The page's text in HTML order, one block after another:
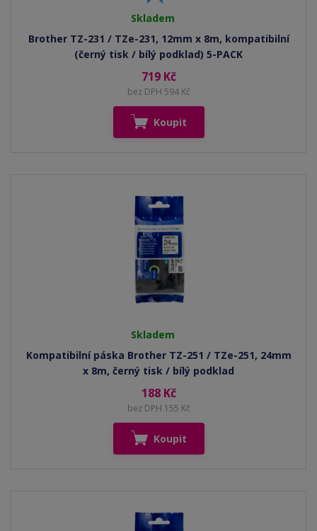
Skladem
Brother TZ-231 / TZe-231, 12mm x 8m, kompatibilní
(černý tisk / bílý podklad) 5-PACK
719 Kč
bez DPH 594 Kč
Koupit
Skladem
Kompatibilní páska Brother TZ-251 / TZe-251, 24mm
x 8m, černý tisk / bílý podklad
188 Kč
bez DPH 155 Kč
Koupit